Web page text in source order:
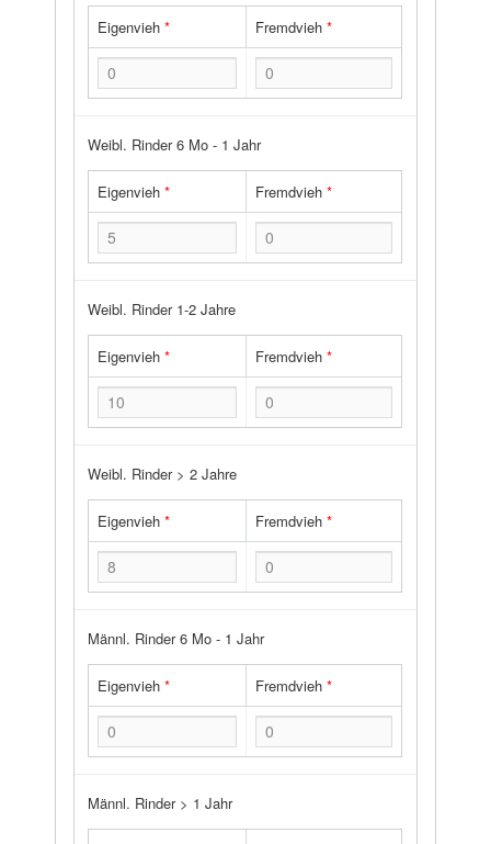
Eigenvieh* Fremdvieh*
Weibl. Rinder 6 Mo - 1 Jahr
Eigenvieh* Fremdvieh*
Weibl. Rinder 1-2 Jahre
Eigenvieh* Fremdvieh*
Weibl. Rinder > 2 Jahre
Eigenvieh* Fremdvieh*
Männl. Rinder 6 Mo - 1 Jahr
Eigenvieh* Fremdvieh*
Männl. Rinder > 1 Jahr